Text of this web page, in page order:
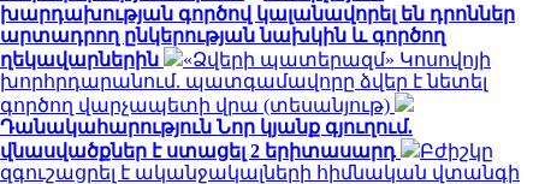
խարդախության գործով կալանավորել են դրոններ
արտադրող ընկերության նախկին և գործող
ղեկավարներին
«Ձվերի պատերազմ» Կոսովոյի
խորհրդարանում. պատգամավորը ձվեր է նետել
գործող վարչապետի վրա (տեսանյութ)
Դանակահարություն Նոր կյանք գյուղում.
վնասվածքներ է ստացել 2 երիտասարդ
Բժիշկը
զգուշացրել է ականջակալների հիմնական վտանգի